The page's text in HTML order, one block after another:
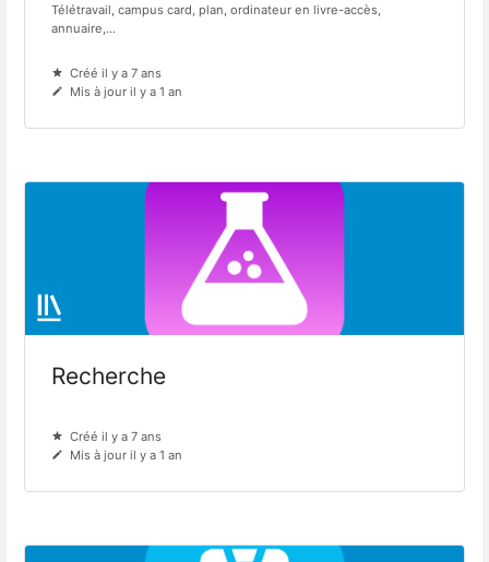
Télétravail, campus card, plan, ordinateur en livre-accès,
annuaire,...
Créé il y a 7 ans
Mis à jour il y a 1 an
Recherche
Créé il y a 7 ans
Mis à jour il y a 1 an